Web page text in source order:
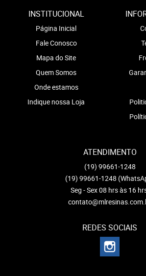
INSTITUCIONAL
Página Inicial
Fale Conosco
Mapa do Site
Quem Somos
Onde estamos
Indique nossa Loja
ATENDIMENTO
(19) 99661-1248
(19) 99661-1248
Seg - Sex 08 hrs às 16
REDES SOCIAIS